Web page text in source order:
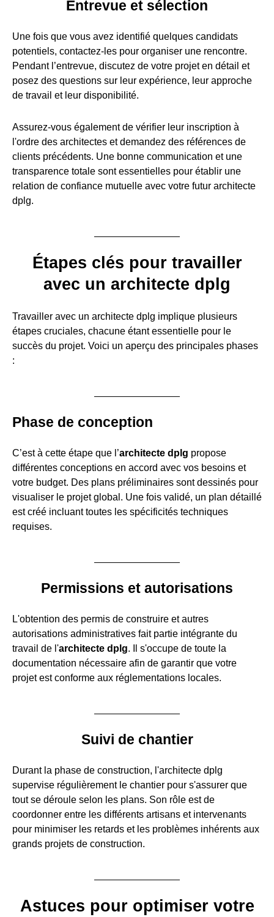
Entrevue et sélection
Une fois que vous avez identifié quelques candidats
potentiels, contactez-les pour organiser une rencontre.
Pendant l’entrevue, discutez de votre projet en détail et
posez des questions sur leur expérience, leur approche
de travail et leur disponibilité.
Assurez-vous également de vérifier leur inscription à
l'ordre des architectes et demandez des références de
clients précédents. Une bonne communication et une
transparence totale sont essentielles pour établir une
relation de confiance mutuelle avec votre futur architecte
dplg.
Étapes clés pour travailler
avec un architecte dplg
Travailler avec un architecte dplg implique plusieurs
étapes cruciales, chacune étant essentielle pour le
succès du projet. Voici un aperçu des principales phases
:
Phase de conception
C’est à cette étape que l’architecte dplg propose
différentes conceptions en accord avec vos besoins et
votre budget. Des plans préliminaires sont dessinés pour
visualiser le projet global. Une fois validé, un plan détaillé
est créé incluant toutes les spécificités techniques
requises.
Permissions et autorisations
L'obtention des permis de construire et autres
autorisations administratives fait partie intégrante du
travail de l'architecte dplg. Il s'occupe de toute la
documentation nécessaire afin de garantir que votre
projet est conforme aux réglementations locales.
Suivi de chantier
Durant la phase de construction, l'architecte dplg
supervise régulièrement le chantier pour s'assurer que
tout se déroule selon les plans. Son rôle est de
coordonner entre les différents artisans et intervenants
pour minimiser les retards et les problèmes inhérents aux
grands projets de construction.
Astuces pour optimiser votre